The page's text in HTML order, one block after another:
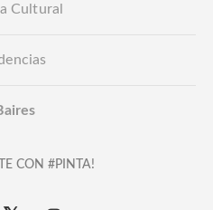
Cultural
CON #PINTA!